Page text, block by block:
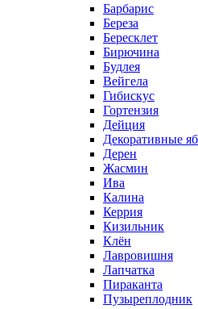
Барбарис
Береза
Бересклет
Бирючина
Будлея
Вейгела
Гибискус
Гортензия
Дейция
Декоративные
Дерен
Жасмин
Ива
Калина
Керрия
Кизильник
Клён
Лавровишня
Лапчатка
Пираканта
Пузыреплодник